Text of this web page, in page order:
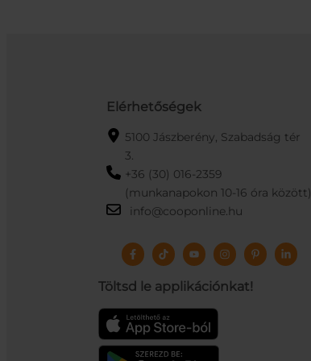
Elérhetőségek
5100 Jászberény, Szabadság tér
3.
+36 (30) 016-2359
(munkanapokon 10-16 óra között)
info@cooponline.hu
Töltsd le applikációnkat!